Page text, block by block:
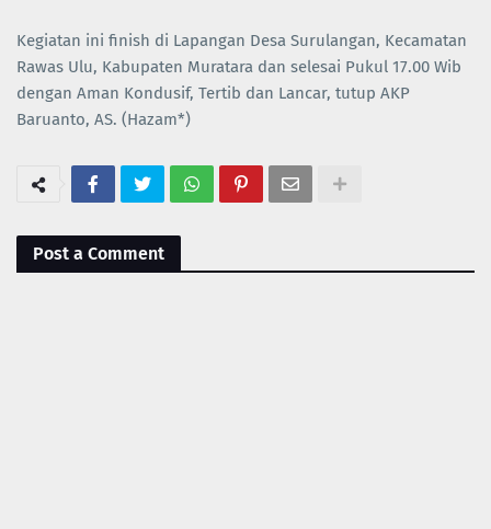
Kegiatan ini finish di Lapangan Desa Surulangan, Kecamatan
Rawas Ulu, Kabupaten Muratara dan selesai Pukul 17.00 Wib
dengan Aman Kondusif, Tertib dan Lancar, tutup AKP
Baruanto, AS. (Hazam*)
Post a Comment